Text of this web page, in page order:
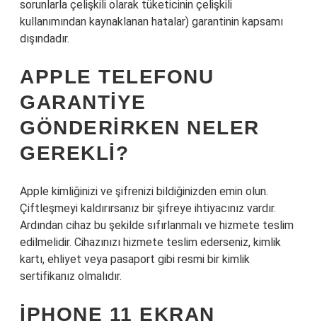
sorunlarla çelişkili olarak tüketicinin çelişkili
kullanımından kaynaklanan hatalar) garantinin kapsamı
dışındadır.
APPLE TELEFONU
GARANTIYE
GÖNDERIRKEN NELER
GEREKLI?
Apple kimliğinizi ve şifrenizi bildiğinizden emin olun.
Çiftleşmeyi kaldırırsanız bir şifreye ihtiyacınız vardır.
Ardından cihaz bu şekilde sıfırlanmalı ve hizmete teslim
edilmelidir. Cihazınızı hizmete teslim ederseniz, kimlik
kartı, ehliyet veya pasaport gibi resmi bir kimlik
sertifikanız olmalıdır.
IPHONE 11 EKRAN